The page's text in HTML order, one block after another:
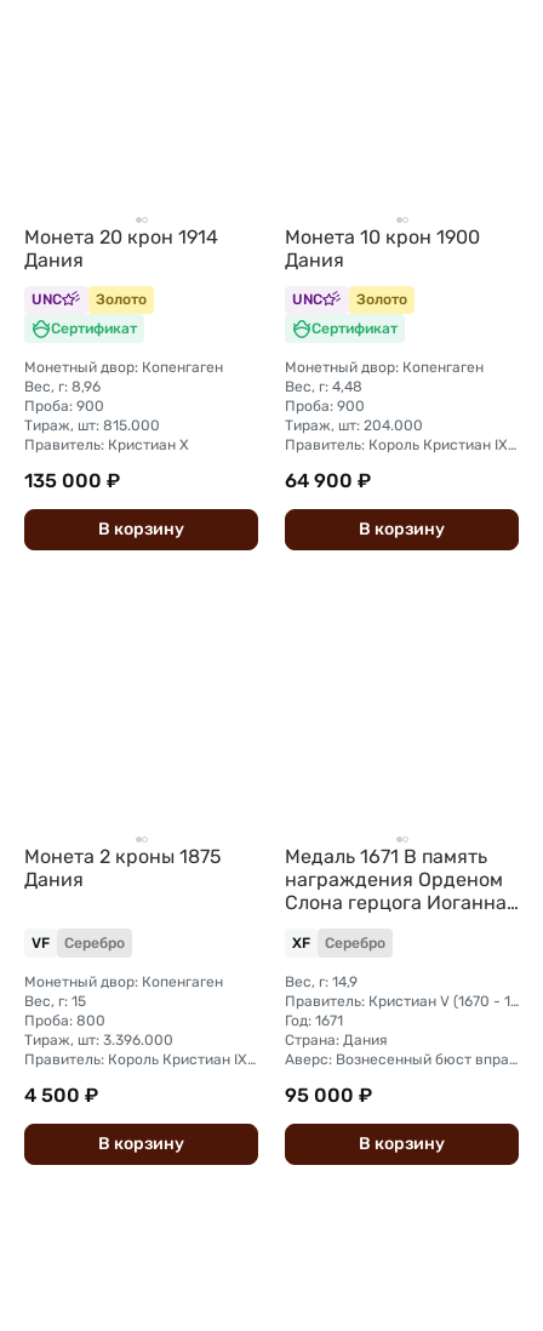
Монета 20 крон 1914
Дания
UNC
Золото
Сертификат
Монетный двор: Копенгаген
Вес, г: 8,96
Проба: 900
Тираж, шт: 815.000
Правитель: Кристиан X
135 000 ₽
В корзину
Монета 10 крон 1900
Дания
UNC
Золото
Сертификат
Монетный двор: Копенгаген
Вес, г: 4,48
Проба: 900
Тираж, шт: 204.000
Правитель: Король Кристиан IX (1873 - 1906)
64 900 ₽
В корзину
Монета 2 кроны 1875
Дания
VF Серебро
Монетный двор: Копенгаген
Вес, г: 15
Проба: 800
Тираж, шт: 3.396.000
Правитель: Король Кристиан IX (1873 - 1906)
4 500 ₽
В корзину
Медаль 1671 В память
награждения Орденом
Слона герцога Иоганна
Адольфа и коронации
Кристиана V Дания
XF Серебро
Вес, г: 14,9
Правитель: Кристиан V (1670 - 1699)
Год: 1671
Страна: Дания
Аверс: Вознесенный бюст вправо в лавровом венке, окруженный тремя львами, над сияющим именем Иеговы
95 000 ₽
В корзину